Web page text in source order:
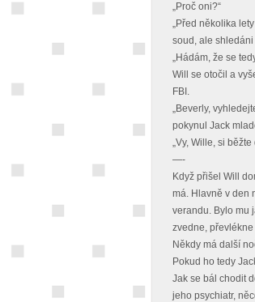
„Proč oni?“
„Před několika
soud, ale
„Hádám, že se
Will se otočil a
FBI.
„Beverly,
pokynul Jack
„Vy, Wille, si
—-
Když přišel Will
má. Hlavně v den
verandu. Bylo mu
zvedne,
Někdy má další
Pokud ho tedy
Jak se bál chodit
jeho psychiatr,